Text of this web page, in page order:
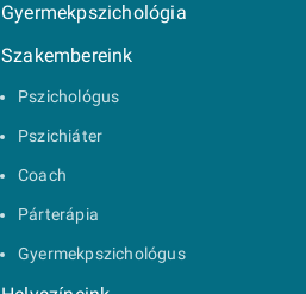
Gyermekpszichológia
Szakembereink
Pszichológus
Pszichiáter
Coach
Párterápia
Gyermekpszichológus